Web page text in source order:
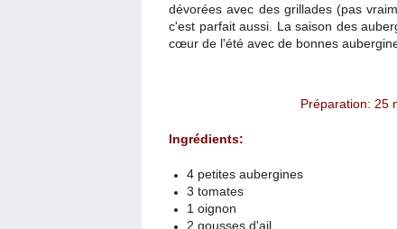
dévorées avec des grillades (pas
c'est parfait aussi. La saison des
cœur de l'été avec de bonnes
Préparation:
Ingrédients:
4 petites aubergines
3 tomates
1 oignon
2 gousses d'ail